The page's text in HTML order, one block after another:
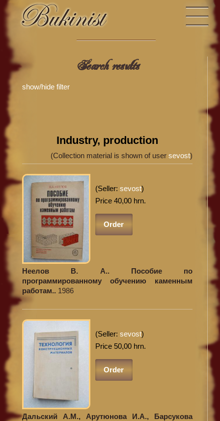
Search results
show/hide filter
Industry, production
(Collection material is shown of user sevost)
(Seller: sevost)
Price 40,00 hrn.
Order
Неелов В. А.. Пособие по
программированному обучению каменным
работам.. 1986
(Seller: sevost)
Price 50,00 hrn.
Order
Дальский А.М., Арутюнова И.А., Барсукова